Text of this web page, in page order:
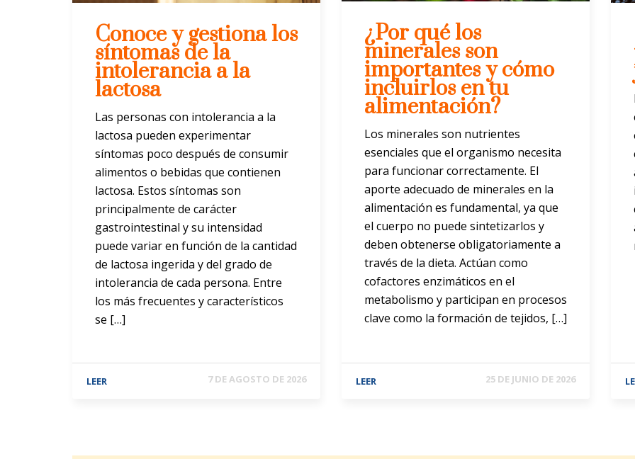
Conoce y gestiona los
síntomas de la
intolerancia a la
lactosa
Las personas con intolerancia a la
lactosa pueden experimentar
síntomas poco después de consumir
alimentos o bebidas que contienen
lactosa. Estos síntomas son
principalmente de carácter
gastrointestinal y su intensidad
puede variar en función de la cantidad
de lactosa ingerida y del grado de
intolerancia de cada persona. Entre
los más frecuentes y característicos
se […]
LEER 7 DE AGOSTO DE 2026
¿Por qué los
minerales son
importantes y cómo
incluirlos en tu
alimentación?
Los minerales son nutrientes
esenciales que el organismo necesita
para funcionar correctamente. El
aporte adecuado de minerales en la
alimentación es fundamental, ya que
el cuerpo no puede sintetizarlos y
deben obtenerse obligatoriamente a
través de la dieta. Actúan como
cofactores enzimáticos en el
metabolismo y participan en procesos
clave como la formación de tejidos, […]
LEER 25 DE JUNIO DE 2026